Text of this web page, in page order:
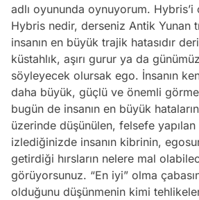
adlı oyununda oynuyorum. Hybris’i
Hybris nedir, derseniz Antik Yunan
insanın en büyük trajik hatasıdır
küstahlık, aşırı gurur ya da
söyleyecek olursak ego. İnsanın
daha büyük, güçlü ve önemli
bugün de insanın en büyük
üzerinde düşünülen, felsefe
izlediğinizde insanın kibrinin,
getirdiği hırsların nelere mal
görüyorsunuz. “En iyi” olma
olduğunu düşünmenin kimi